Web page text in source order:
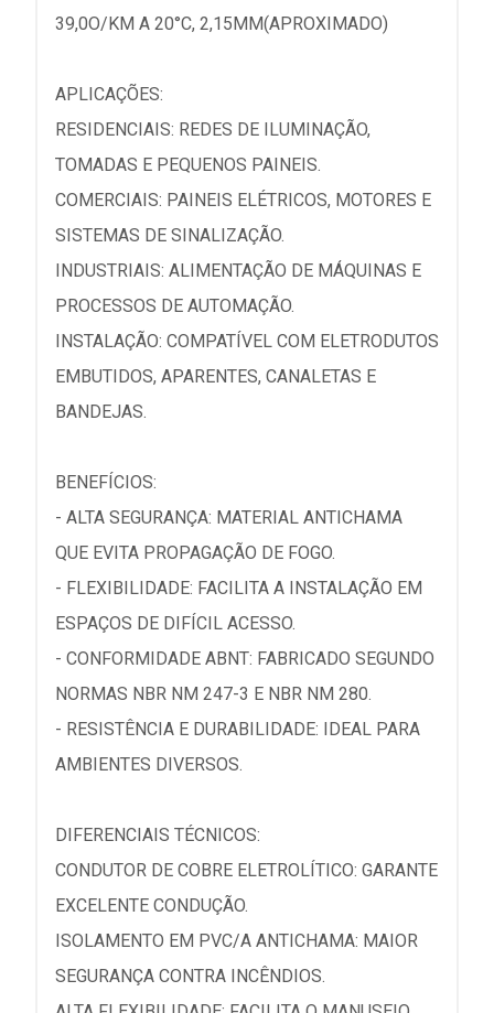
39,0O/KM A 20°C, 2,15MM(APROXIMADO)
APLICAÇÕES:
RESIDENCIAIS: REDES DE ILUMINAÇÃO,
TOMADAS E PEQUENOS PAINEIS.
COMERCIAIS: PAINEIS ELÉTRICOS, MOTORES E
SISTEMAS DE SINALIZAÇÃO.
INDUSTRIAIS: ALIMENTAÇÃO DE MÁQUINAS E
PROCESSOS DE AUTOMAÇÃO.
INSTALAÇÃO: COMPATÍVEL COM ELETRODUTOS
EMBUTIDOS, APARENTES, CANALETAS E
BANDEJAS.
BENEFÍCIOS:
- ALTA SEGURANÇA: MATERIAL ANTICHAMA
QUE EVITA PROPAGAÇÃO DE FOGO.
- FLEXIBILIDADE: FACILITA A INSTALAÇÃO EM
ESPAÇOS DE DIFÍCIL ACESSO.
- CONFORMIDADE ABNT: FABRICADO SEGUNDO
NORMAS NBR NM 247-3 E NBR NM 280.
- RESISTÊNCIA E DURABILIDADE: IDEAL PARA
AMBIENTES DIVERSOS.
DIFERENCIAIS TÉCNICOS:
CONDUTOR DE COBRE ELETROLÍTICO: GARANTE
EXCELENTE CONDUÇÃO.
ISOLAMENTO EM PVC/A ANTICHAMA: MAIOR
SEGURANÇA CONTRA INCÊNDIOS.